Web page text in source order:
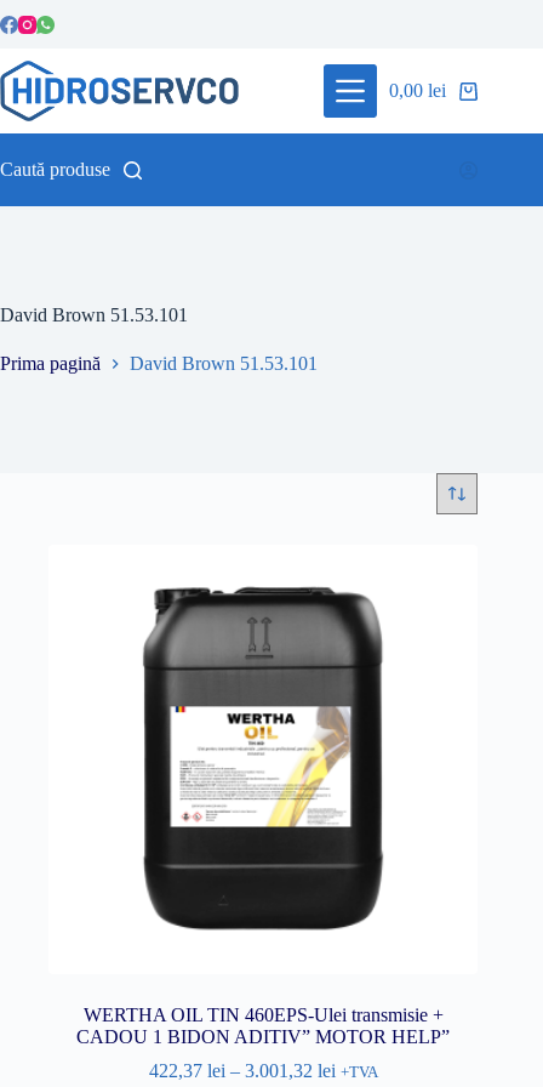
la
Coș
0,00lei
Caută produse
David Brown 51.53.101
Prima pagină David Brown 51.53.101
WERTHA OIL TIN 460EPS-Ulei transmisie +
CADOU 1 BIDON ADITIV” MOTOR HELP”
422,37 lei – 3.001,32 lei +TVA